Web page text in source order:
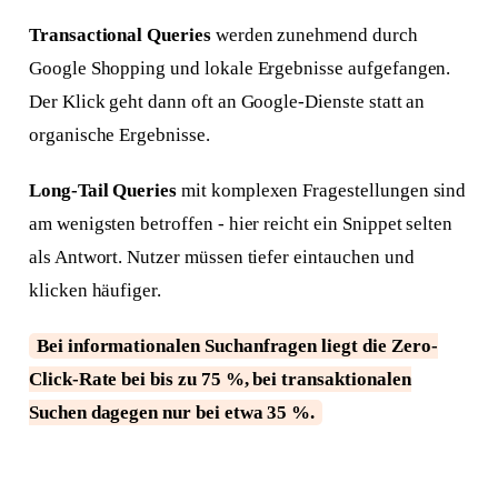
Transactional Querieswerden zunehmend durch
Google Shopping und lokale Ergebnisse aufgefangen.
Der Klick geht dann oft an Google-Dienste statt an
organische Ergebnisse.
Long-Tail Queries mit komplexen Fragestellungen sind
am wenigsten betroffen - hier reicht ein Snippet selten
als Antwort. Nutzer müssen tiefer eintauchen und
klicken häufiger.
Bei informationalen Suchanfragen liegt die Zero-
Click-Rate bei bis zu 75 %, bei transaktionalen
Suchen dagegen nur bei etwa 35 %.